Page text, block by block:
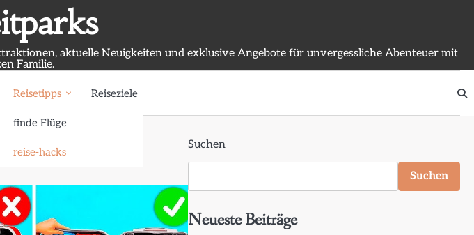
aktuelle Neuigkeiten und exklusive Angebote für unvergessliche Abenteuer mit
Familie.
Reisetipps
finde Flüge
reise-hacks
Reiseziele
Suchen
Suchen
Neueste Beiträge